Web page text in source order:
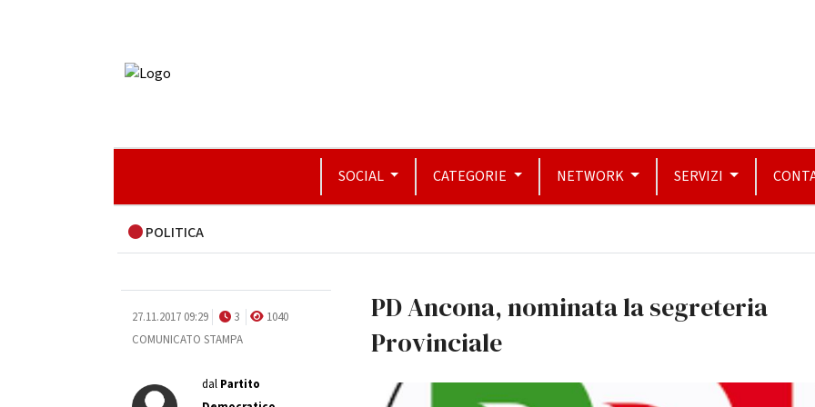
SOCIAL CATEGORIE NETWORK SERVIZI
POLITICA
27.11.2017 09:29 3
1040
COMUNICATO STAMPA
dal Partito
PD Ancona, nominata la segreteria
Provinciale